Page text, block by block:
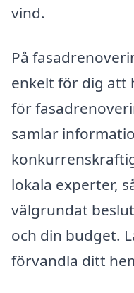
vind.
På
enkelt för dig att
för
samlar
lokala experter,
välgrundat
och din budget.
förvandla ditt